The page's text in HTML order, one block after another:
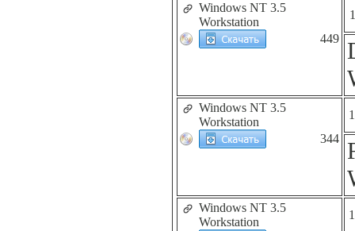
Windows NT 3.5
Workstation
449
Windows NT 3.5
Workstation
344
Windows NT 3.5
Workstation